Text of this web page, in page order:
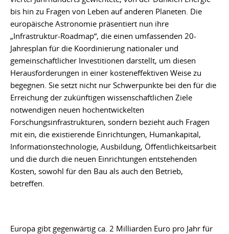
bis hin zu Fragen von Leben auf anderen Planeten. Die
europäische Astronomie präsentiert nun ihre
„Infrastruktur-Roadmap“, die einen umfassenden 20-
Jahresplan für die Koordinierung nationaler und
gemeinschaftlicher Investitionen darstellt, um diesen
Herausforderungen in einer kosteneffektiven Weise zu
begegnen. Sie setzt nicht nur Schwerpunkte bei den für die
Erreichung der zukünftigen wissenschaftlichen Ziele
notwendigen neuen hochentwickelten
Forschungsinfrastrukturen, sondern bezieht auch Fragen
mit ein, die existierende Einrichtungen, Humankapital,
Informationstechnologie, Ausbildung, Öffentlichkeitsarbeit
und die durch die neuen Einrichtungen entstehenden
Kosten, sowohl für den Bau als auch den Betrieb,
betreffen.
Europa gibt gegenwärtig ca. 2 Milliarden Euro pro Jahr für